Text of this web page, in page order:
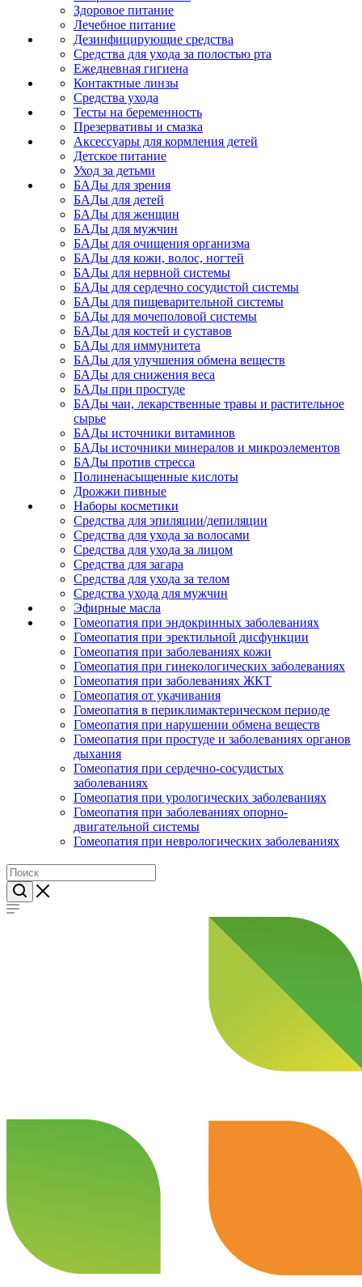
Здоровое питание
Лечебное питание
Дезинфицирующие средства
Средства для ухода за полостью рта
Ежедневная гигиена
Контактные линзы
Средства ухода
Тесты на беременность
Презервативы и смазка
Аксессуары для кормления детей
Детское питание
Уход за детьми
БАДы для зрения
БАДы для детей
БАДы для женщин
БАДы для мужчин
БАДы для очищения организма
БАДы для кожи, волос, ногтей
БАДы для нервной системы
БАДы для сердечно сосудистой системы
БАДы для пищеварительной системы
БАДы для мочеполовой системы
БАДы для костей и суставов
БАДы для иммунитета
БАДы для улучшения обмена веществ
БАДы для снижения веса
БАДы при простуде
БАДы чаи, лекарственные травы и растительное
сырье
БАДы источники витаминов
БАДы источники минералов и микроэлементов
БАДы против стресса
Полиненасыщенные кислоты
Дрожжи пивные
Наборы косметики
Средства для эпиляции/депиляции
Средства для ухода за волосами
Средства для ухода за лицом
Средства для загара
Средства для ухода за телом
Средства ухода для мужчин
Эфирные масла
Гомеопатия при эндокринных заболеваниях
Гомеопатия при эректильной дисфункции
Гомеопатия при заболеваниях кожи
Гомеопатия при гинекологических заболеваниях
Гомеопатия при заболеваниях ЖКТ
Гомеопатия от укачивания
Гомеопатия в периклимактерическом периоде
Гомеопатия при нарушении обмена веществ
Гомеопатия при простуде и заболеваниях органов
дыхания
Гомеопатия при сердечно-сосудистых
заболеваниях
Гомеопатия при урологических заболеваниях
Гомеопатия при заболеваниях опорно-
двигательной системы
Гомеопатия при неврологических заболеваниях